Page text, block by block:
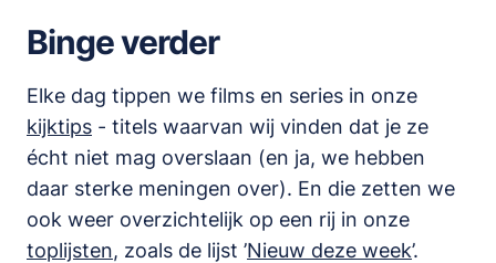
Binge verder
Elke dag tippen we films en series in onze
kijktips - titels waarvan wij vinden dat je ze
écht niet mag overslaan (en ja, we hebben
daar sterke meningen over). En die zetten we
ook weer overzichtelijk op een rij in onze
toplijsten, zoals de lijst ’Nieuw deze week’.